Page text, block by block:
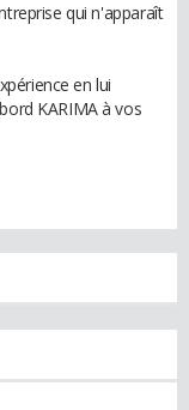
qui n'apparaît
en lui
KARIMA à vos